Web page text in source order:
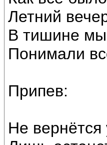
Летний
В тишине мы
Понимали
Припев:
Не